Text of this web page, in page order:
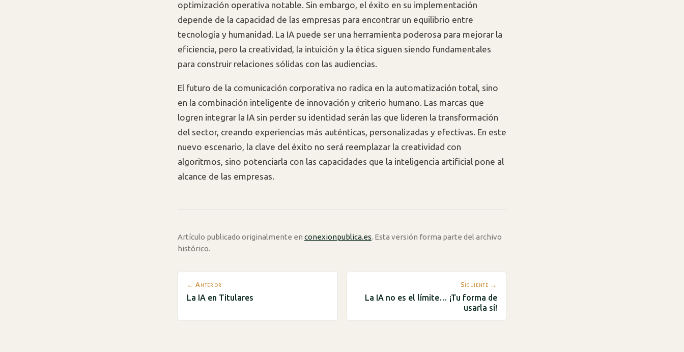
optimización operativa notable. Sin embargo, el éxito en su implementación
depende de la capacidad de las empresas para encontrar un equilibrio entre
tecnología y humanidad. La IA puede ser una herramienta poderosa para mejorar la
eficiencia, pero la creatividad, la intuición y la ética siguen siendo fundamentales
para construir relaciones sólidas con las audiencias.
El futuro de la comunicación corporativa no radica en la automatización total, sino
en la combinación inteligente de innovación y criterio humano. Las marcas que
logren integrar la IA sin perder su identidad serán las que lideren la transformación
del sector, creando experiencias más auténticas, personalizadas y efectivas. En este
nuevo escenario, la clave del éxito no será reemplazar la creatividad con
algoritmos, sino potenciarla con las capacidades que la inteligencia artificial pone al
alcance de las empresas.
Artículo publicado originalmente en conexionpublica.es. Esta versión forma parte del archivo
histórico.
← Anterior
La IA en Titulares
Siguiente →
La IA no es el límite… ¡Tu forma de
usarla sí!